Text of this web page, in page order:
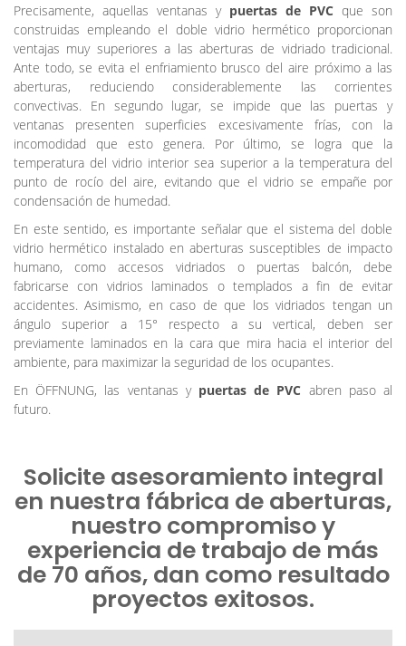
Precisamente, aquellas ventanas y puertas de PVC que son
construidas empleando el doble vidrio hermético proporcionan
ventajas muy superiores a las aberturas de vidriado tradicional.
Ante todo, se evita el enfriamiento brusco del aire próximo a las
aberturas, reduciendo considerablemente las corrientes
convectivas. En segundo lugar, se impide que las puertas y
ventanas presenten superficies excesivamente frías, con la
incomodidad que esto genera. Por último, se logra que la
temperatura del vidrio interior sea superior a la temperatura del
punto de rocío del aire, evitando que el vidrio se empañe por
condensación de humedad.
En este sentido, es importante señalar que el sistema del doble
vidrio hermético instalado en aberturas susceptibles de impacto
humano, como accesos vidriados o puertas balcón, debe
fabricarse con vidrios laminados o templados a fin de evitar
accidentes. Asimismo, en caso de que los vidriados tengan un
ángulo superior a 15° respecto a su vertical, deben ser
previamente laminados en la cara que mira hacia el interior del
ambiente, para maximizar la seguridad de los ocupantes.
En ÖFFNUNG, las ventanas y puertas de PVC abren paso al
futuro.
Solicite asesoramiento integral
en nuestra fábrica de aberturas,
nuestro compromiso y
experiencia de trabajo de más
de 70 años, dan como resultado
proyectos exitosos.